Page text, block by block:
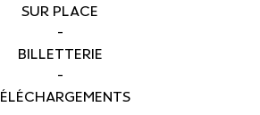
SUR PLACE
-
BILLETTERIE
-